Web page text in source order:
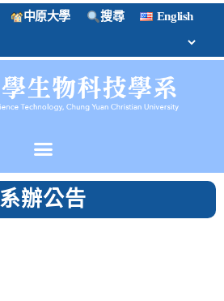
中原大學 搜尋 English
系辦公告